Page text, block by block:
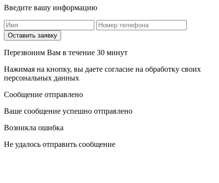
Введите вашу информацию
Оставить заявку
Перезвоним Вам в течение 30 минут
Нажимая на кнопку, вы даете согласие на обработку своих
персональных данных
Сообщение отправлено
Ваше сообщение успешно отправлено
Возникла ошибка
Не удалось отправить сообщение